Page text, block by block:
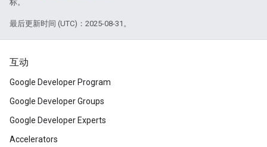
标。
最后更新时间 (UTC)：2025-08-31。
互动
Google Developer Program
Google Developer Groups
Google Developer Experts
Accelerators